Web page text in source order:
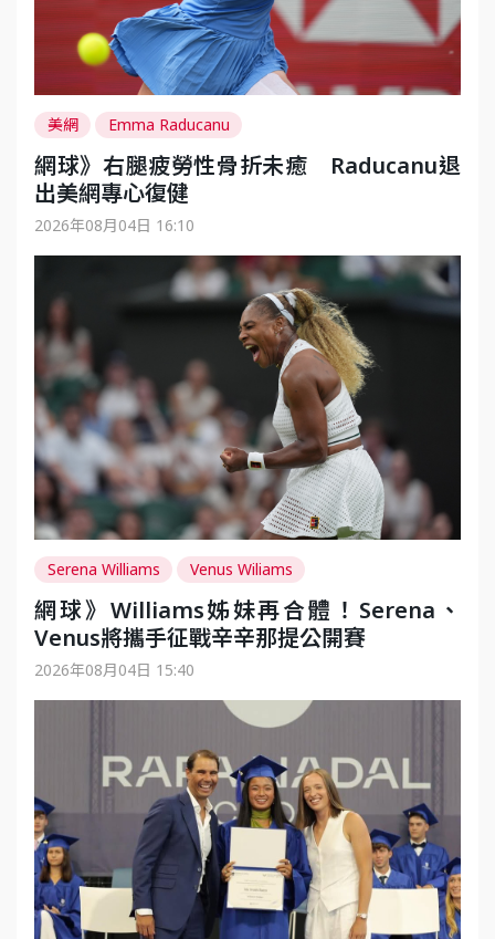
美網 Emma Raducanu
網球》右腿疲勞性骨折未癒 Raducanu退
出美網專心復健
2026年08月04日 16:10
Serena Williams Venus Wiliams
網球》Williams姊妹再合體！Serena、
Venus將攜手征戰辛辛那提公開賽
2026年08月04日 15:40